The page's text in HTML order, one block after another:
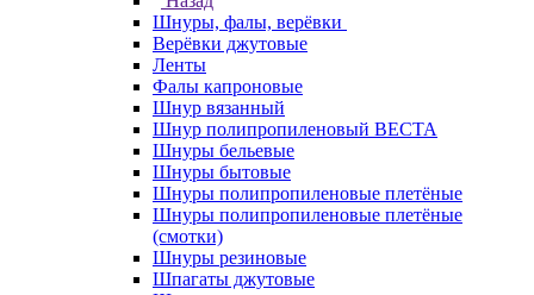
Шнуры, фалы, верёвки
Верёвки джутовые
Ленты
Фалы капроновые
Шнур вязанный
Шнур полипропиленовый ВЕСТА
Шнуры бельевые
Шнуры бытовые
Шнуры полипропиленовые плетёные
Шнуры полипропиленовые плетёные
(смотки)
Шнуры резиновые
Шпагаты джутовые